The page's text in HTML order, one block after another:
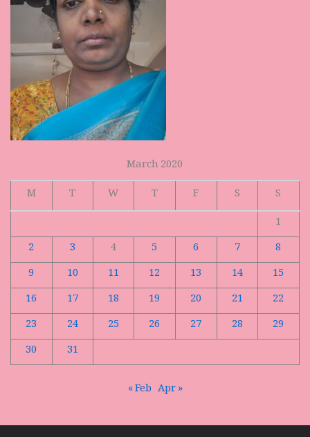
March 2020
M
T W T F S
S
1
2
3 4 5 6 7
8
9
10 11 12 13 14
15
16
17 18 19 20 21
22
23
24 25 26 27 28
29
30
31
« Feb Apr »